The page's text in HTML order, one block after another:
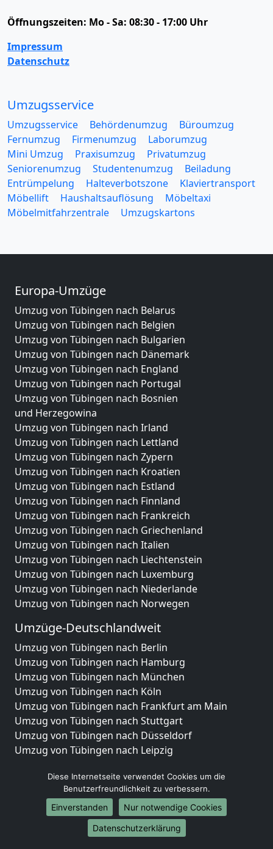
Öffnungszeiten: Mo - Sa: 08:30 - 17:00 Uhr
Impressum
Datenschutz
Umzugsservice
Umzugsservice Behördenumzug
Büroumzug
Fernumzug
Firmenumzug
Laborumzug
Mini Umzug
Praxisumzug
Privatumzug
Seniorenumzug
Studentenumzug
Beiladung
Entrümpelung
Halteverbotszone
Klaviertransport
Möbellift
Haushaltsauflösung
Möbeltaxi
Möbelmitfahrzentrale
Umzugskartons
Europa-Umzüge
Umzug von Tübingen nach Belarus
Umzug von Tübingen nach Belgien
Umzug von Tübingen nach Bulgarien
Umzug von Tübingen nach Dänemark
Umzug von Tübingen nach England
Umzug von Tübingen nach Portugal
Umzug von Tübingen nach Bosnien
und Herzegowina
Umzug von Tübingen nach Irland
Umzug von Tübingen nach Lettland
Umzug von Tübingen nach Zypern
Umzug von Tübingen nach Kroatien
Umzug von Tübingen nach Estland
Umzug von Tübingen nach Finnland
Umzug von Tübingen nach Frankreich
Umzug von Tübingen nach Griechenland
Umzug von Tübingen nach Italien
Umzug von Tübingen nach Liechtenstein
Umzug von Tübingen nach Luxemburg
Umzug von Tübingen nach Niederlande
Umzug von Tübingen nach Norwegen
Umzüge-Deutschlandweit
Umzug von Tübingen nach Berlin
Umzug von Tübingen nach Hamburg
Umzug von Tübingen nach München
Umzug von Tübingen nach Köln
Umzug von Tübingen nach Frankfurt am Main
Umzug von Tübingen nach Stuttgart
Umzug von Tübingen nach Düsseldorf
Umzug von Tübingen nach Leipzig
Umzug von Tübingen nach Essen
Umzug von Tübingen nach Bremen
Umzug von Tübingen nach Dresden
Umzug von Tübingen nach Hannover
Umzug von Tübingen nach Nürnberg
Diese Internetseite verwendet Cookies um die
Benutzerfreundlichkeit zu verbessern.
Einverstanden
Nur notwendige Cookies
Datenschutzerklärung